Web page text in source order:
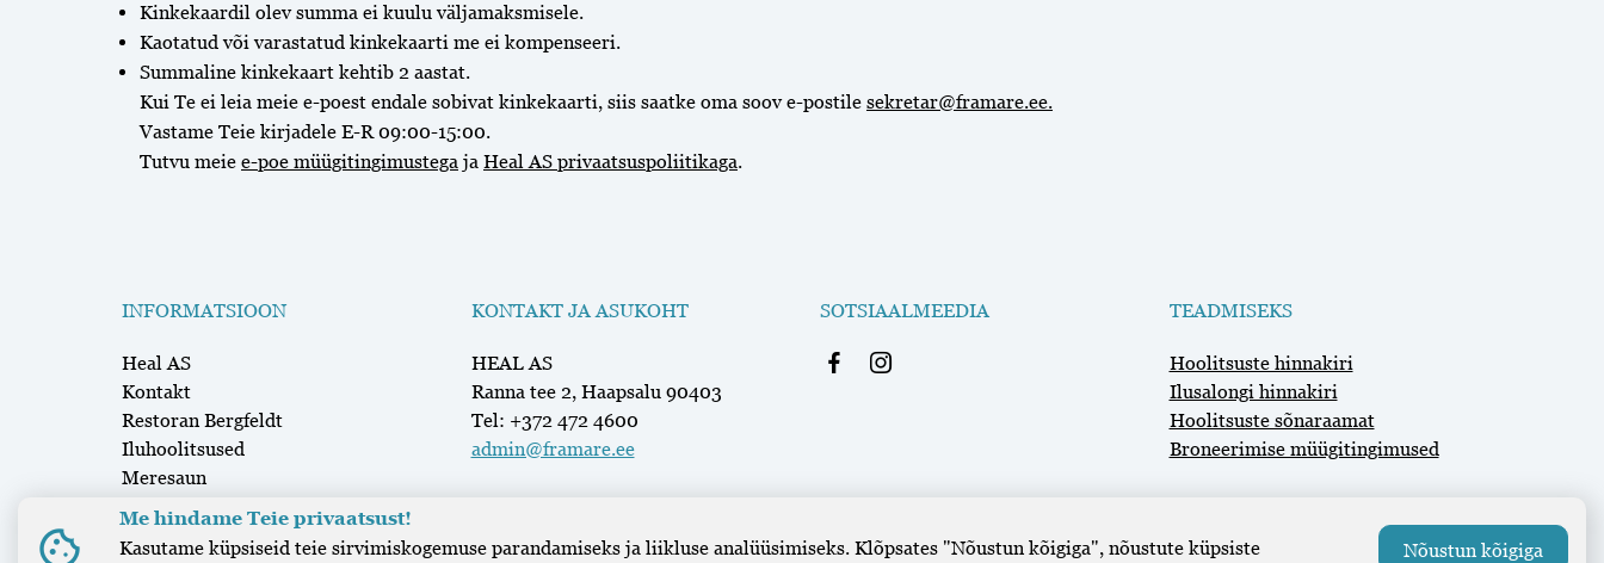
Kinkekaardil olev summa ei kuulu väljamaksmisele.
Kaotatud või varastatud kinkekaarti me ei kompenseeri.
Summaline kinkekaart kehtib 2 aastat.
Kui Te ei leia meie e-poest endale sobivat kinkekaarti, siis saatke oma soov e-postile sekretar@framare.ee.
Vastame Teie kirjadele E-R 09:00-15:00.
Tutvu meie e-poe müügitingimustega ja Heal AS privaatsuspoliitikaga.
INFORMATSIOON
Heal AS
Kontakt
Restoran Bergfeldt
Iluhoolitsused
Meresaun
KONTAKT JA ASUKOHT
HEAL AS
Ranna tee 2, Haapsalu 90403
Tel: +372 472 4600
admin@framare.ee
SOTSIAALMEEDIA TEADMISEKS
Hoolitsuste hinnakiri
Ilusalongi hinnakiri
Hoolitsuste sõnaraamat
Broneerimise müügitingimused
Broneerimissüsteem SALBOS
cookie
Me hindame Teie privaatsust!
Kasutame küpsiseid teie sirvimiskogemuse parandamiseks ja liikluse analüüsimiseks. Klõpsates "Nõustun kõigiga", nõustute küpsiste
Nõustun kõigiga